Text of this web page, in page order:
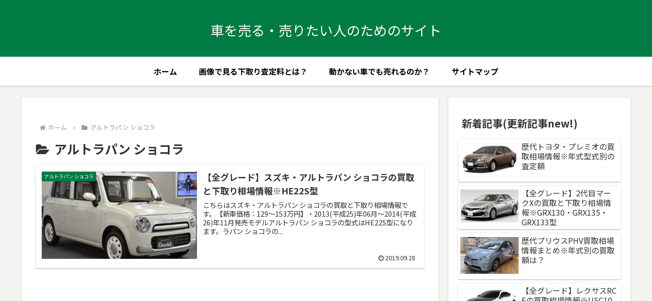
車を売る・売りたい人のためのサイト
ホーム 画像で見る下取り査定料とは？ 動かない車でも売れるのか？ サイトマップ
ホーム アルトラパン ショコラ
アルトラパン ショコラ
アルトラパン ショコラ
【全グレード】スズキ・アルトラパン ショコラの買取
と下取り相場情報※HE22S型
こちらはスズキ・アルトラパン ショコラの買取と下取り相場情報で
す。【新車価格：129～153万円】・2013(平成25)年06月～2014(平成
26)年11月発売モデルアルトラパン ショコラの型式はHE22S型になり
ます。ラパン ショコラの...
2019.09.28
新着記事(更新記事new!)
歴代トヨタ・プレミオの買
取相場情報※年式型式別の
査定額
【全グレード】2代目マー
クXの買取と下取り相場情
報※GRX130・GRX135・
GRX133型
歴代プリウスPHV買取相場
情報まとめ※年式別の買取
額は？
【全グレード】レクサスRC